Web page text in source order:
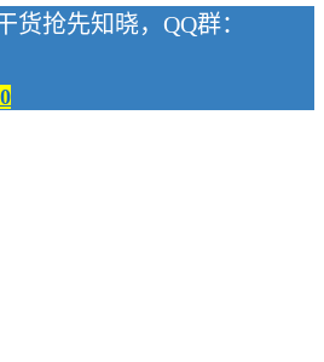
货抢先知晓，QQ群：